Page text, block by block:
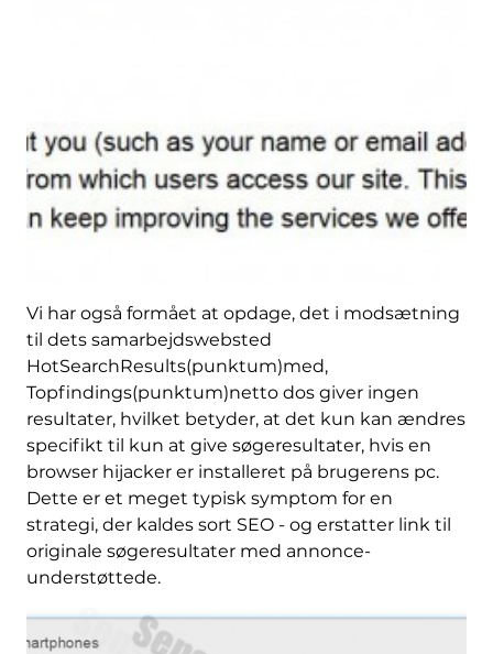
Vi har også formået at opdage, det i modsætning
til dets samarbejdswebsted
HotSearchResults(punktum)med,
Topfindings(punktum)netto dos giver ingen
resultater, hvilket betyder, at det kun kan ændres
specifikt til kun at give søgeresultater, hvis en
browser hijacker er installeret på brugerens pc.
Dette er et meget typisk symptom for en
strategi, der kaldes sort SEO - og erstatter link til
originale søgeresultater med annonce-
understøttede.